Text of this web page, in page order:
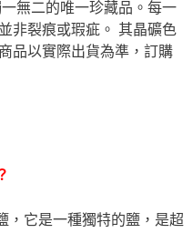
無二的唯一珍藏品。每一
非裂痕或瑕疵。 其晶礦色
品以實際出貨為準，訂購
，它是一種獨特的鹽，是超